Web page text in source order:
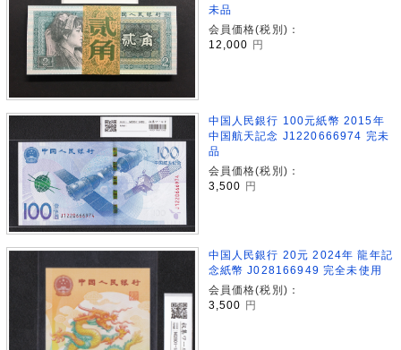
未品
会員価格(税別)：
12,000
円
中国人民銀行 100元紙幣 2015年
中国航天記念 J1220666974 完未
品
会員価格(税別)：
3,500 円
中国人民銀行 20元 2024年 龍年記
念紙幣 J028166949 完全未使用
会員価格(税別)：
3,500
円